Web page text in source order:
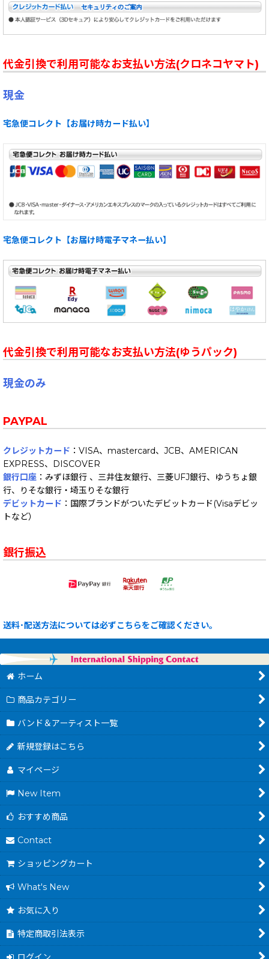
代金引換で利用可能なお支払い方法(クロネコヤマト)
現金
宅急便コレクト【お届け時カード払い】
宅急便コレクト【お届け時電子マネー払い】
代金引換で利用可能なお支払い方法(ゆうパック)
現金のみ
PAYPAL
クレジットカード ：VISA、mastercard、JCB、AMERICAN
EXPRESS、DISCOVER
銀行口座 ：みずほ銀行 、三井住友銀行、三菱UFJ銀行、ゆうちょ銀
行、りそな銀行・埼玉りそな銀行
デビットカード ：国際ブランドがついたデビットカード(Visaデビッ
トなど）
銀行振込
送料･配送方法については必ずこちらをご確認ください。
ホーム
商品カテゴリー
バンド＆アーティスト一覧
新規登録はこちら
マイページ
New Item
おすすめ商品
Contact
ショッピングカート
What's New
お気に入り
特定商取引法表示